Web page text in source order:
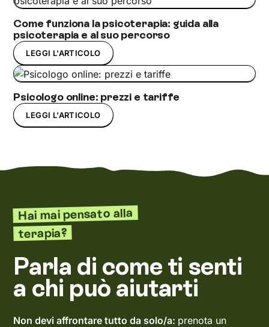
Come funziona la psicoterapia: guida alla
psicoterapia e al suo percorso
LEGGI L'ARTICOLO
Psicologo online: prezzi e tariffe
LEGGI L'ARTICOLO
Hai mai pensato alla
terapia?
Parla di come ti senti
a chi può aiutarti
Non devi affrontare tutto da solo/a: prenota un